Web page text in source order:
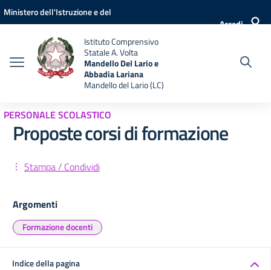
Vai ai contenuti
Vai al menu di navigazione
Vai al footer
Ministero dell'Istruzione e del
Accedi
Istituto Comprensivo
Statale A. Volta
Mandello Del Lario e
Abbadia Lariana
Mandello del Lario (LC)
PERSONALE SCOLASTICO
Proposte corsi di formazione
Stampa / Condividi
Argomenti
Formazione docenti
Indice della pagina